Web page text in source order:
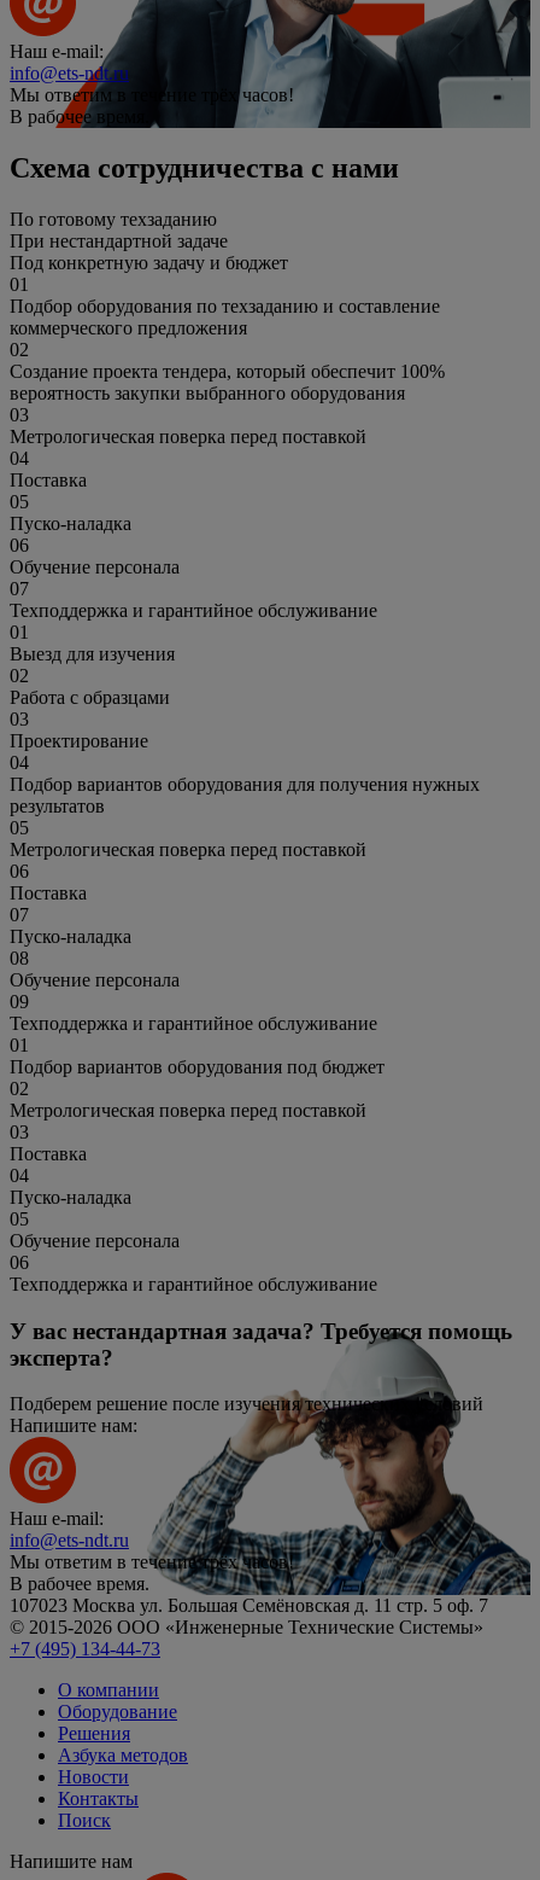
Наш e-mail:
info@ets-ndt.ru
Мы ответим в течение
трёх часов!
В рабочее время.
Схема сотрудничества с нами
По готовому техзаданию
При нестандартной задаче
Под конкретную задачу и бюджет
01
Подбор оборудования по техзаданию и составление
коммерческого предложения
02
Создание проекта тендера, который обеспечит 100%
вероятность закупки выбранного оборудования
03
Метрологическая поверка перед поставкой
04
Поставка
05
Пуско-наладка
06
Обучение персонала
07
Техподдержка и гарантийное обслуживание
01
Выезд для изучения
02
Работа с образцами
03
Проектирование
04
Подбор вариантов оборудования для получения нужных
результатов
05
Метрологическая поверка перед поставкой
06
Поставка
07
Пуско-наладка
08
Обучение персонала
09
Техподдержка и гарантийное обслуживание
01
Подбор вариантов оборудования под бюджет
02
Метрологическая поверка перед поставкой
03
Поставка
04
Пуско-наладка
05
Обучение персонала
06
Техподдержка и гарантийное обслуживание
У вас нестандартная задача? Требуется помощь
эксперта?
Подберем решение после изучения технических условий
Напишите нам:
Наш e-mail:
info@ets-ndt.ru
Мы ответим в течениетрёх часов!
В рабочее время.
107023 Москва ул. Большая Семёновская д. 11 стр. 5 оф. 7
© 2015-2026 ООО «Инженерные Технические Системы»
+7 (495) 134-44-73
О компании
Оборудование
Решения
Азбука методов
Новости
Контакты
Поиск
Напишите нам